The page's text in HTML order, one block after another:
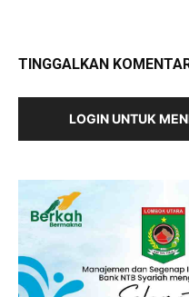
TINGGALKAN
LOGIN UNTUK